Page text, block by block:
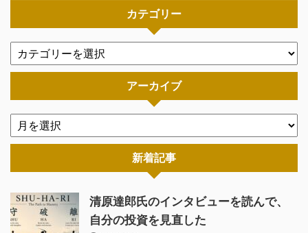
カテゴリー
アーカイブ
新着記事
清原達郎氏のインタビューを読んで、
自分の投資を見直した